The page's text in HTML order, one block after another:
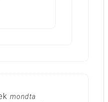
mondta